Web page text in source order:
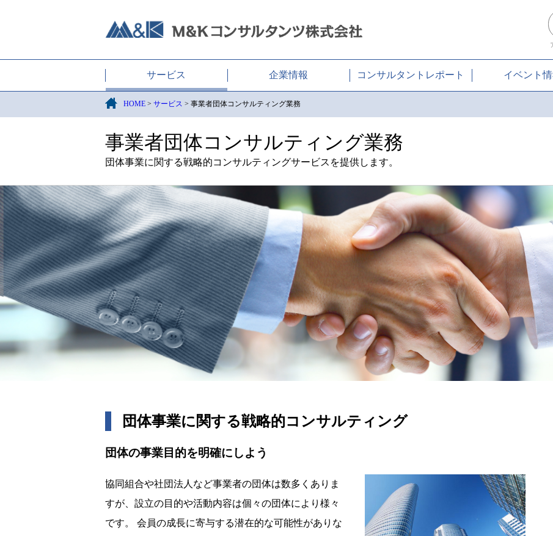
M&Kコンサルタンツ株式会社
サービス 企業情報 コンサルタントレポート イベント
HOME > サービス > 事業者団体コンサルティング業務
事業者団体コンサルティング業務
団体事業に関する戦略的コンサルティングサービスを提供します。
団体事業に関する戦略的コンサルティング
団体の事業目的を明確にしよう
協同組合や社団法人など事業者の団体は数多くありま
すが、設立の目的や活動内容は個々の団体により様々
です。 会員の成長に寄与する潜在的な可能性がありな